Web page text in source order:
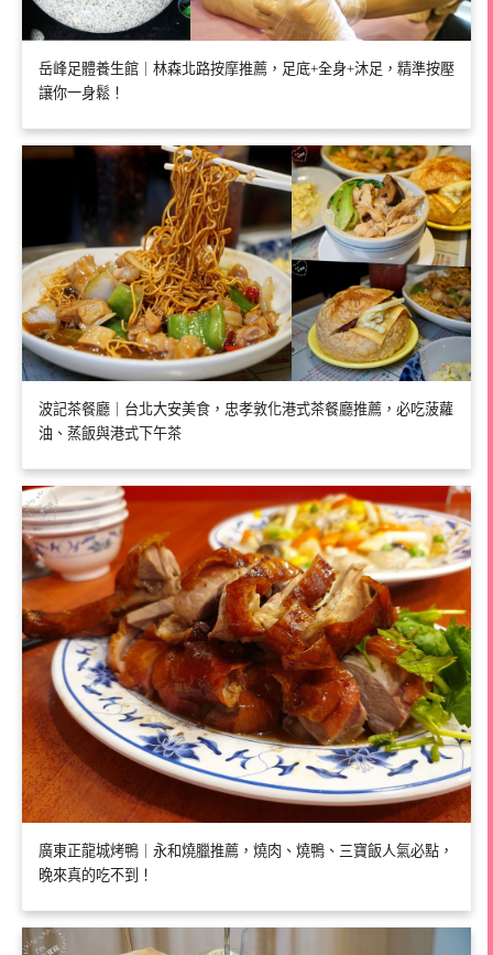
岳峰足體養生館｜林森北路按摩推薦，足底+全身+沐足，精準按壓
讓你一身鬆！
波記茶餐廳｜台北大安美食，忠孝敦化港式茶餐廳推薦，必吃菠蘿
油、蒸飯與港式下午茶
廣東正龍城烤鴨｜永和燒臘推薦，燒肉、燒鴨、三寶飯人氣必點，
晚來真的吃不到！